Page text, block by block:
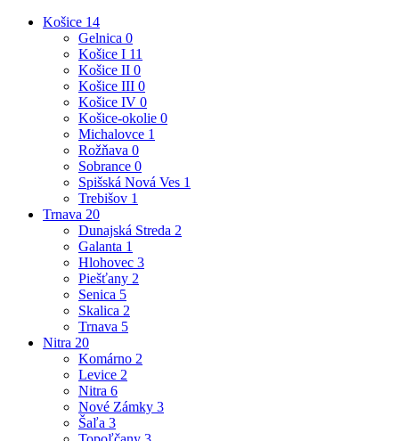
Košice 14
Gelnica 0
Košice I 11
Košice II 0
Košice III 0
Košice IV 0
Košice-okolie 0
Michalovce 1
Rožňava 0
Sobrance 0
Spišská Nová Ves 1
Trebišov 1
Trnava 20
Dunajská Streda 2
Galanta 1
Hlohovec 3
Piešťany 2
Senica 5
Skalica 2
Trnava 5
Nitra 20
Komárno 2
Levice 2
Nitra 6
Nové Zámky 3
Šaľa 3